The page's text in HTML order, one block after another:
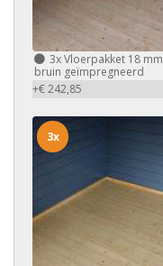
3xVloerpakket 18 mm
bruin geïmpregneerd
+€ 242,85
3x